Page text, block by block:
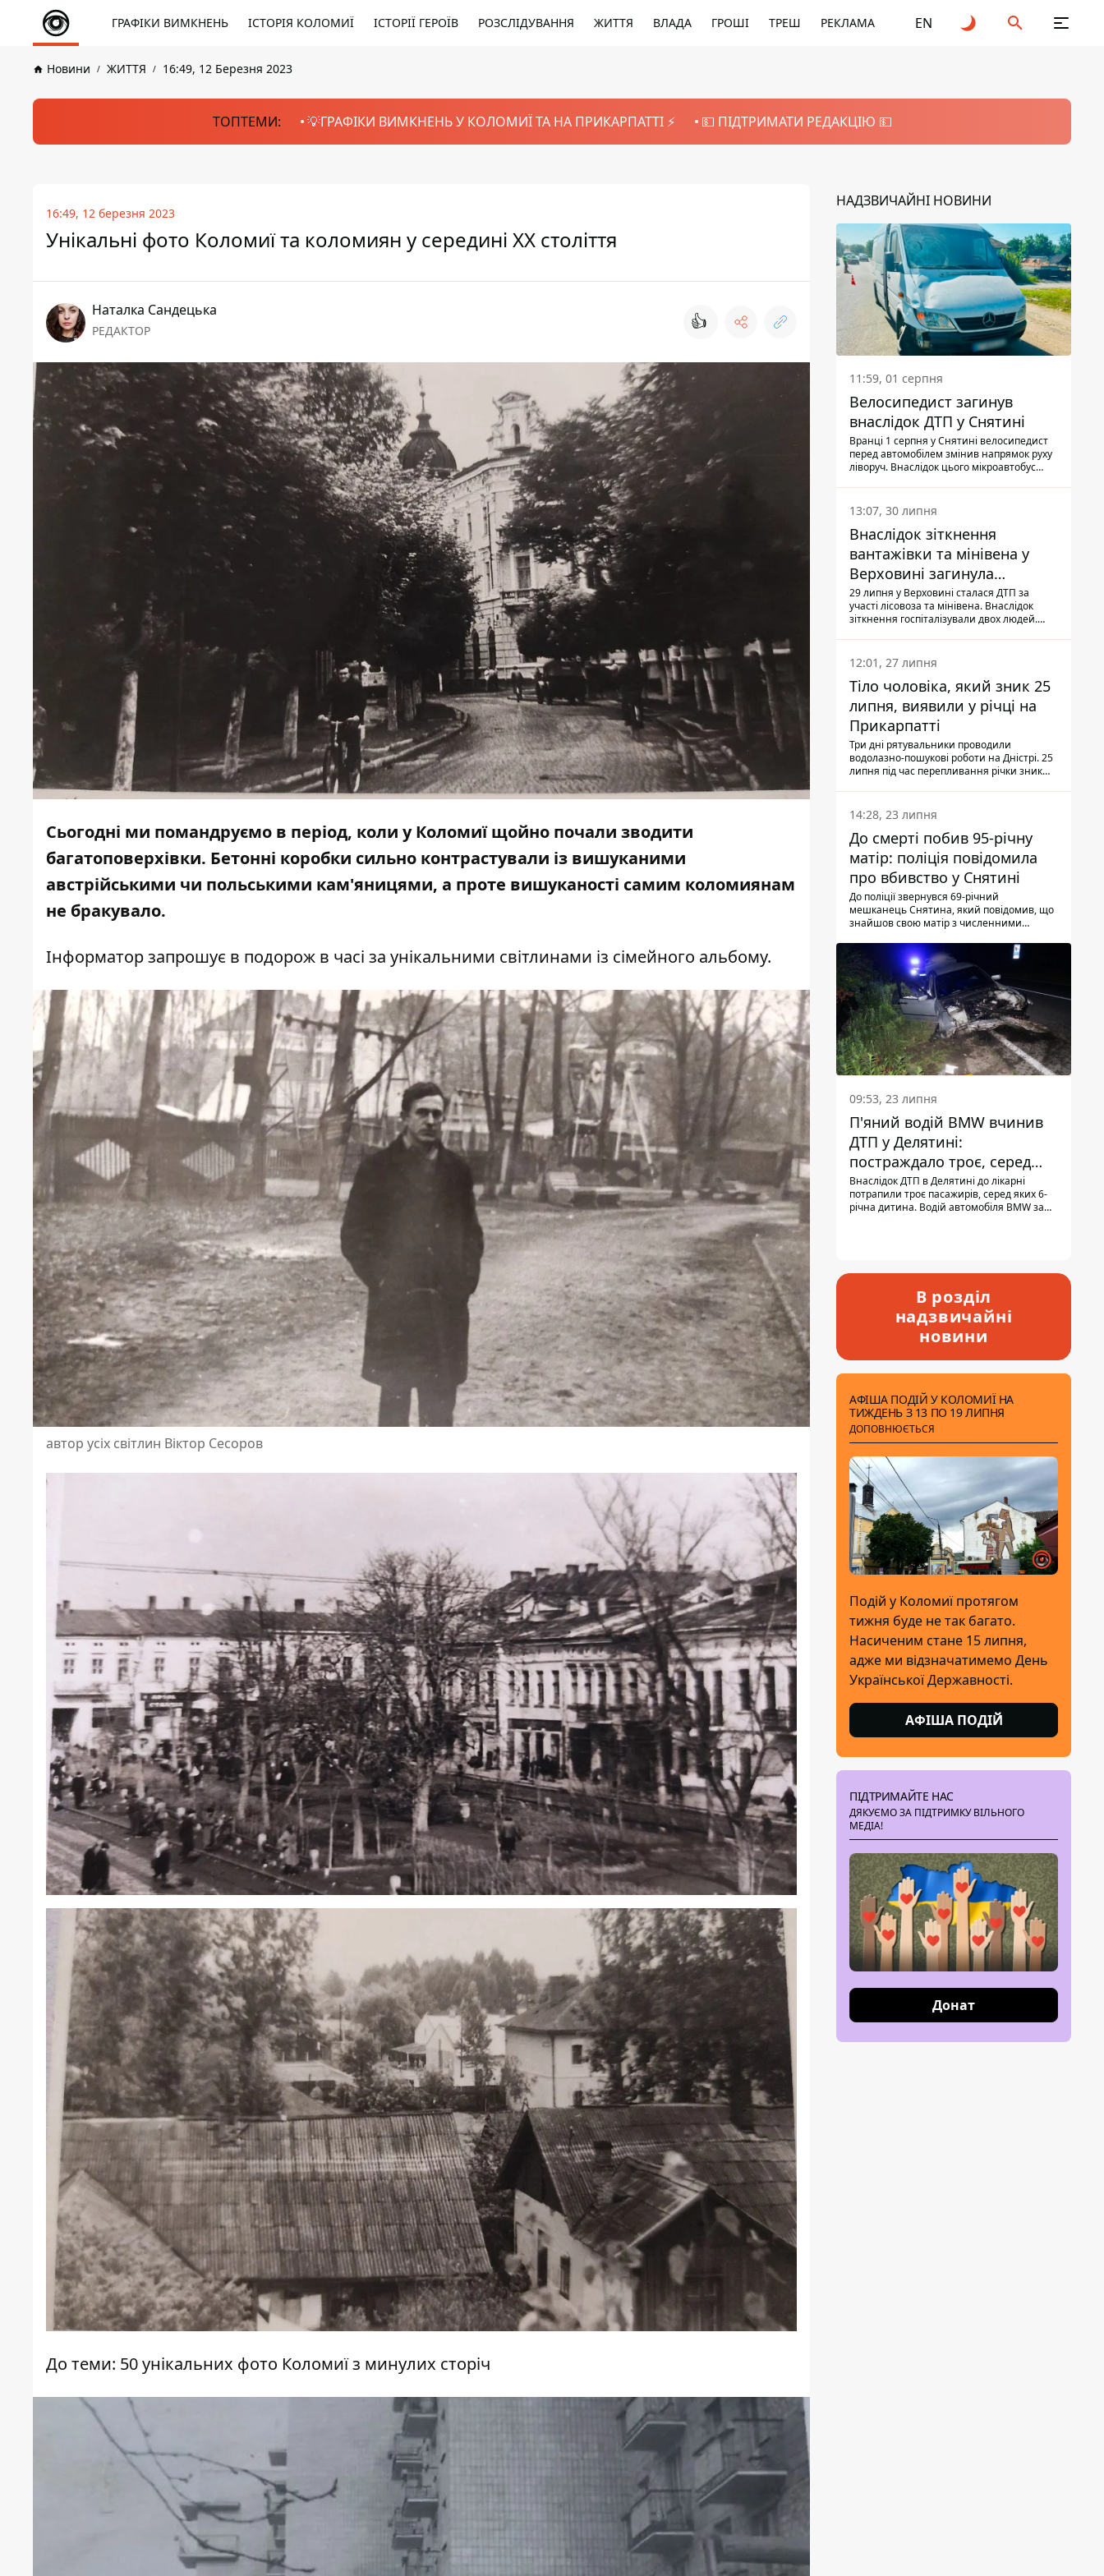
ГРАФІКИ ВИМКНЕНЬ ІСТОРІЯ КОЛОМИЇ ІСТОРІЇ ГЕРОЇВ РОЗСЛІДУВАННЯ ЖИТТЯ ВЛАДА ГРОШІ ТРЕШ РЕКЛАМА EN
Новини ЖИТТЯ 16:49, 12 Березня 2023
ТОПТЕМИ: 💡ГРАФІКИ ВИМКНЕНЬ У КОЛОМИЇ ТА НА ПРИКАРПАТТІ ⚡️ 💵 ПІДТРИМАТИ РЕДАКЦІЮ 💵
16:49, 12 березня 2023
Унікальні фото Коломиї та коломиян у середині XX століття
Наталка Сандецька
РЕДАКТОР 👍
Сьогодні ми помандруємо в період, коли у Коломиї щойно почали зводити
багатоповерхівки. Бетонні коробки сильно контрастували із вишуканими
австрійськими чи польськими кам'яницями, а проте вишуканості самим коломиянам
не бракувало.
Інформаторзапрошує в подорож в часі за унікальними світлинами із сімейного альбому.
автор усіх світлин Віктор Сесоров
До теми: 50 унікальних фото Коломиї з минулих сторіч
НАДЗВИЧАЙНІ НОВИНИ
11:59, 01 серпня
Велосипедист загинув
внаслідок ДТП у Снятині
Вранці 1 серпня у Снятині велосипедист
перед автомобілем змінив напрямок руху
ліворуч. Внаслідок цього мікроавтобус
13:07, 30 липня
Внаслідок зіткнення
вантажівки та мінівена у
Верховині загинула
пасажирка, водійка - у
лікарні
29 липня у Верховині сталася ДТП за
участі лісовоза та мінівена. Внаслідок
зіткнення госпіталізували двох людей.
Також травми отримала водійка
автомобіля.
12:01, 27 липня
Тіло чоловіка, який зник 25
липня, виявили у річці на
Прикарпатті
Три дні рятувальники проводили
водолазно-пошукові роботи на Дністрі. 25
липня під час перепливання річки зник
виявили тіло.
14:28, 23 липня
До смерті побив 95-річну
матір: поліція повідомила
про вбивство у Снятині
До поліції звернувся 69-річний
мешканець Снятина, який повідомив, що
знайшов свою матір з численними
з'ясували правоохоронці, ці травми жінці
наніс її син.
09:53, 23 липня
П'яний водій BMW вчинив
ДТП у Делятині:
постраждало троє, серед
них - дитина
Внаслідок ДТП в Делятині до лікарні
потрапили троє пасажирів, серед яких 6-
річна дитина. Водій автомобіля BMW за
В розділ
надзвичайні
новини
АФІША ПОДІЙ У КОЛОМИЇ НА
ТИЖДЕНЬ З 13 ПО 19 ЛИПНЯ
ДОПОВНЮЄТЬСЯ
Подій у Коломиї протягом
тижня буде не так багато.
Насиченим стане 15 липня,
адже ми відзначатимемо День
Української Державності.
АФІША ПОДІЙ
ПІДТРИМАЙТЕ НАС
ДЯКУЄМО ЗА ПІДТРИМКУ ВІЛЬНОГО
МЕДІА!
Донат